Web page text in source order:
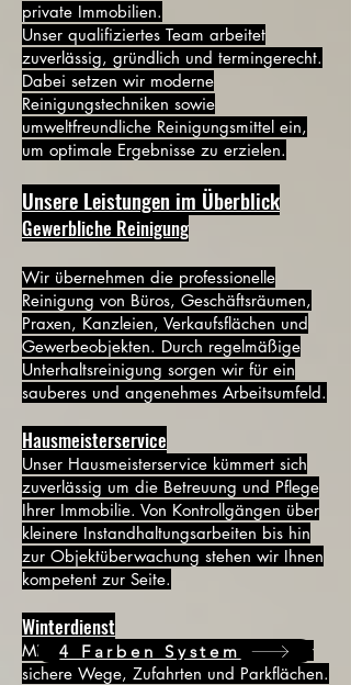
private Immobilien.
Unser qualifiziertes Team arbeitet
zuverlässig, gründlich und termingerecht.
Dabei setzen wir moderne
Reinigungstechniken sowie
umweltfreundliche Reinigungsmittel ein,
um optimale Ergebnisse zu erzielen.
Unsere Leistungen im Überblick
Gewerbliche Reinigung
Wir übernehmen die professionelle
Reinigung von Büros, Geschäftsräumen,
Praxen, Kanzleien, Verkaufsflächen und
Gewerbeobjekten. Durch regelmäßige
Unterhaltsreinigung sorgen wir für ein
sauberes und angenehmes Arbeitsumfeld.
Hausmeisterservice
Unser Hausmeisterservice kümmert sich
zuverlässig um die Betreuung und Pflege
Ihrer Immobilie. Von Kontrollgängen über
kleinere Instandhaltungsarbeiten bis hin
zur Objektüberwachung stehen wir Ihnen
kompetent zur Seite.
Winterdienst
Mit unserem Winterdienst sorgen wir für
sichere Wege, Zufahrten und Parkflächen.
4 Farben System